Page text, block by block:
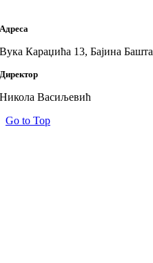
Адреса
Вука Караџића 13, Бајина Башта
Директор
Никола Васиљевић
Go to Top